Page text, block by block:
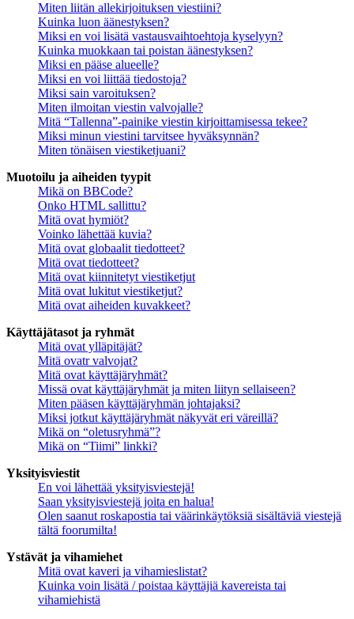
Miten liitän allekirjoituksen viestiini?
Kuinka luon äänestyksen?
Miksi en voi lisätä vastausvaihtoehtoja kyselyyn?
Kuinka muokkaan tai poistan äänestyksen?
Miksi en pääse alueelle?
Miksi en voi liittää tiedostoja?
Miksi sain varoituksen?
Miten ilmoitan viestin valvojalle?
Mitä “Tallenna”-painike viestin kirjoittamisessa tekee?
Miksi minun viestini tarvitsee hyväksynnän?
Miten tönäisen viestiketjuani?
Muotoilu ja aiheiden tyypit
Mikä on BBCode?
Onko HTML sallittu?
Mitä ovat hymiöt?
Voinko lähettää kuvia?
Mitä ovat globaalit tiedotteet?
Mitä ovat tiedotteet?
Mitä ovat kiinnitetyt viestiketjut
Mitä ovat lukitut viestiketjut?
Mitä ovat aiheiden kuvakkeet?
Käyttäjätasot ja ryhmät
Mitä ovat ylläpitäjät?
Mitä ovatr valvojat?
Mitä ovat käyttäjäryhmät?
Missä ovat käyttäjäryhmät ja miten liityn sellaiseen?
Miten pääsen käyttäjäryhmän johtajaksi?
Miksi jotkut käyttäjäryhmät näkyvät eri väreillä?
Mikä on “oletusryhmä”?
Mikä on “Tiimi” linkki?
Yksityisviestit
En voi lähettää yksityisviestejä!
Saan yksityisviestejä joita en halua!
Olen saanut roskapostia tai väärinkäytöksiä sisältäviä viestejä
tältä foorumilta!
Ystävät ja vihamiehet
Mitä ovat kaveri ja vihamieslistat?
Kuinka voin lisätä / poistaa käyttäjiä kavereista tai
vihamiehistä